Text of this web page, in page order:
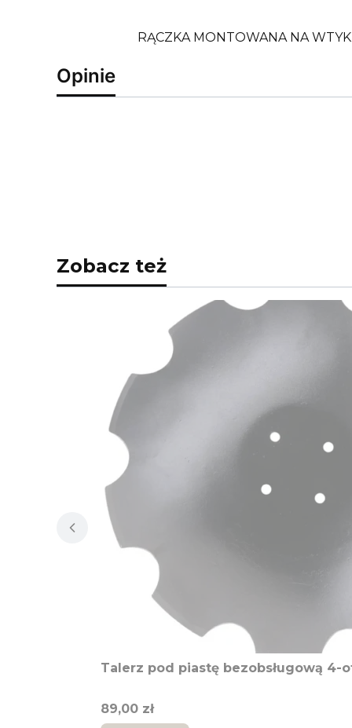
RĄCZKA MONTOWANA NA
Opinie
Zobacz też
Talerz pod piastę bezobsługową 4-
Cena
89,00 zł